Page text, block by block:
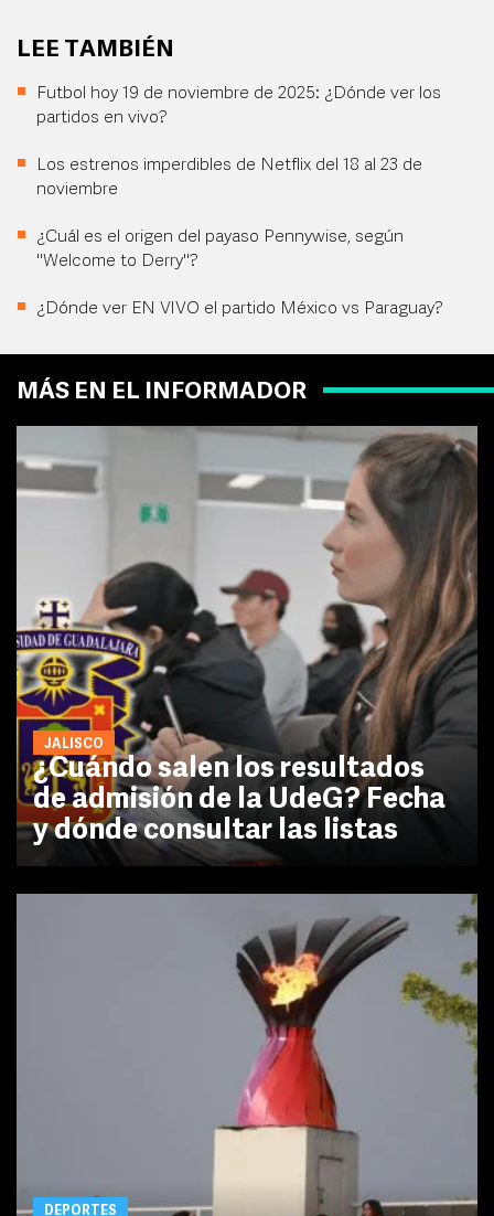
LEE TAMBIÉN
Futbol hoy 19 de noviembre de 2025: ¿Dónde ver los
partidos en vivo?
Los estrenos imperdibles de Netflix del 18 al 23 de
noviembre
¿Cuál es el origen del payaso Pennywise, según
"Welcome to Derry"?
¿Dónde ver EN VIVO el partido México vs Paraguay?
MÁS EN EL INFORMADOR
JALISCO
¿Cuándo salen los resultados
de admisión de la UdeG? Fecha
y dónde consultar las listas
DEPORTES